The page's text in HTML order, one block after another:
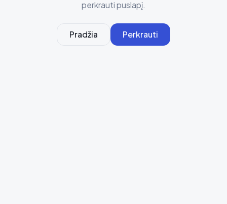
perkrauti puslapį.
Pradžia Perkrauti